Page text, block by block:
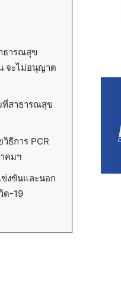
ธารณสุข
จะไม่อนุญาต
ที่สาธารณสุข
ธีการ PCR
คมฯ
งขันและนอก
ด-19